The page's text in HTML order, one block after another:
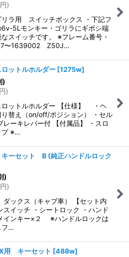
円)
リラ用 スイッチボックス ・下記フ
6v-5Lモンキー・ゴリラにギボシ端
スイッチです。 ※フレーム番号・
〜1639002 Z50J…
ットルホルダー [1275w]
)
円)
ロットルホルダー 【仕様】 ・ヘ
り替え（on/off/ポジション） ・セル
レーキレバー付 【付属品】 ・スロ
プ ※…
ーセット B (純正ハンドルロック
)
円)
ダックス（キャブ車） 【セット内
スイッチ ・シートロック ・ハンド
インキー×２ ※ハンドルロックは
フ…
用 キーセット [488w]